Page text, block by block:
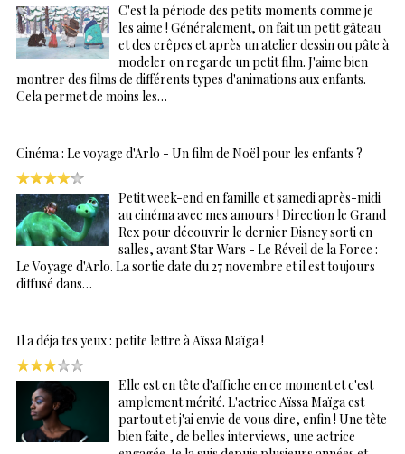
C'est la période des petits moments comme je
les aime ! Généralement, on fait un petit gâteau
et des crêpes et après un atelier dessin ou pâte à
modeler on regarde un petit film. J'aime bien
montrer des films de différents types d'animations aux enfants.
Cela permet de moins les…
Cinéma : Le voyage d'Arlo - Un film de Noël pour les enfants ?
Petit week-end en famille et samedi après-midi
au cinéma avec mes amours ! Direction le Grand
Rex pour découvrir le dernier Disney sorti en
salles, avant Star Wars - Le Réveil de la Force :
Le Voyage d'Arlo. La sortie date du 27 novembre et il est toujours
diffusé dans…
Il a déja tes yeux : petite lettre à Aïssa Maïga !
Elle est en tête d'affiche en ce moment et c'est
amplement mérité. L'actrice Aïssa Maïga est
partout et j'ai envie de vous dire, enfin ! Une tête
bien faite, de belles interviews, une actrice